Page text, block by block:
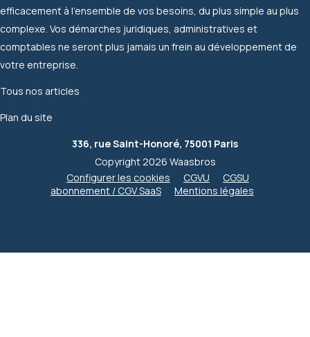
efficacement à l'ensemble de vos besoins, du plus simple au plus
complexe. Vos démarches juridiques, administratives et
comptables ne seront plus jamais un frein au développement de
votre entreprise.
Tous nos articles
Plan du site
336, rue Saint-Honoré, 75001 Paris
Copyright 2026 Waasbros
Configurer les cookies
CGVU
CGSU
abonnement / CGV SaaS
Mentions légales